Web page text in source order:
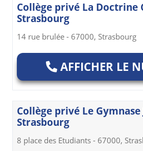
Collège privé La Doctrine
Strasbourg
14 rue brulée - 67000, Strasbourg
AFFICHER LE
Collège privé Le Gymnase
Strasbourg
8 place des Etudiants - 67000,